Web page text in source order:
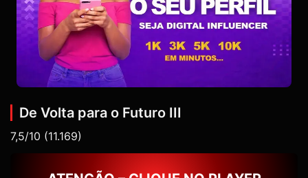
De Volta para o Futuro III
7,5/10 (11.169)